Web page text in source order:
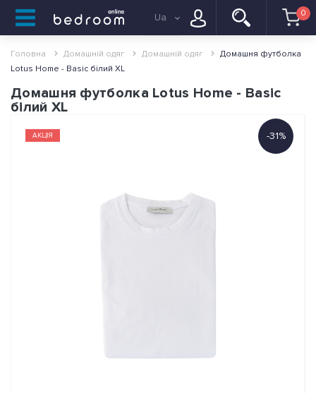
Ua 0
Головна Домашній одяг Домашній одяг
Домашня футболка
Lotus Home - Basic білий XL
Домашня футболка Lotus Home - Basic
білий XL
-31%
АКЦІЯ